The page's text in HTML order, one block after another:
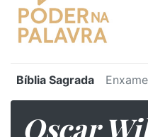
Bíblia Sagrada
Oscar